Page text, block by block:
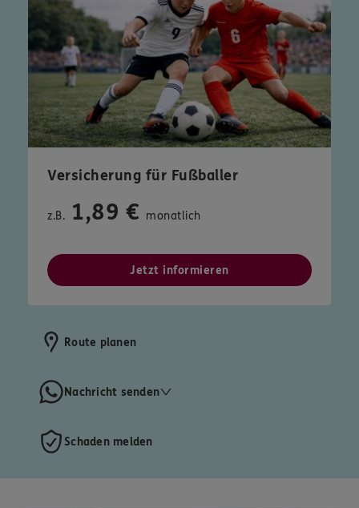
Versicherung für Fußballer
z.B. 1,89 € monatlich
Jetzt informieren
Route planen
Nachricht senden
Schaden melden